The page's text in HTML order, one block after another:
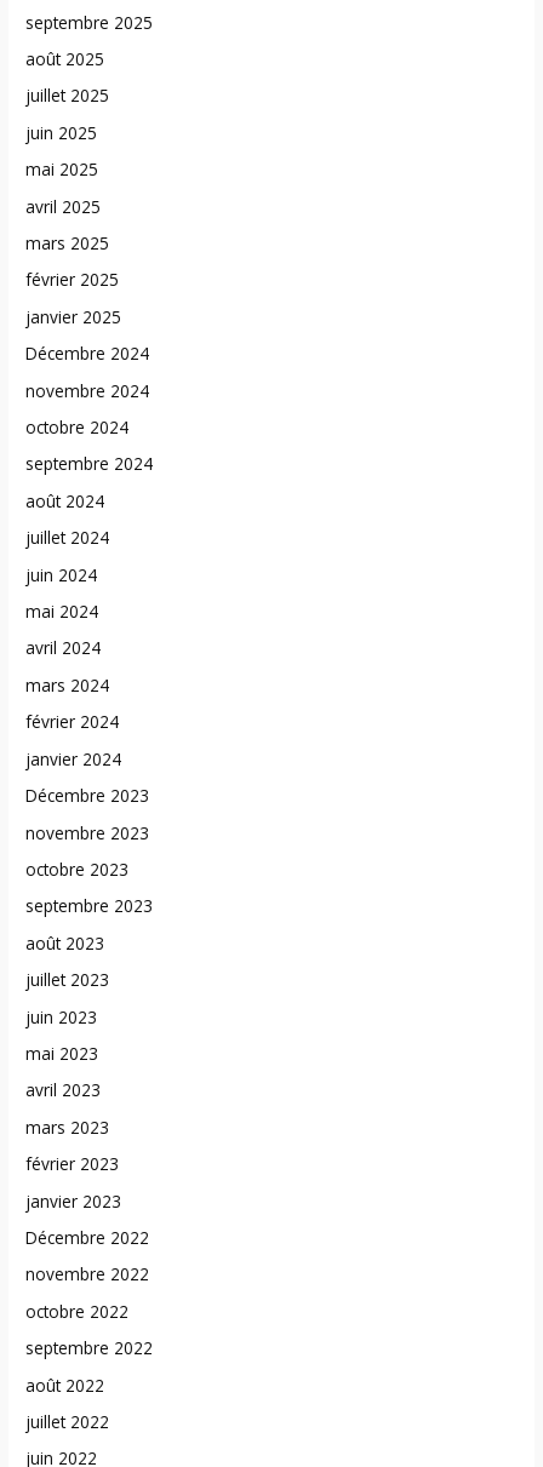
septembre 2025
août 2025
juillet 2025
juin 2025
mai 2025
avril 2025
mars 2025
février 2025
janvier 2025
Décembre 2024
novembre 2024
octobre 2024
septembre 2024
août 2024
juillet 2024
juin 2024
mai 2024
avril 2024
mars 2024
février 2024
janvier 2024
Décembre 2023
novembre 2023
octobre 2023
septembre 2023
août 2023
juillet 2023
juin 2023
mai 2023
avril 2023
mars 2023
février 2023
janvier 2023
Décembre 2022
novembre 2022
octobre 2022
septembre 2022
août 2022
juillet 2022
juin 2022